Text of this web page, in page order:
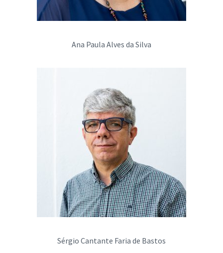
Ana Paula Alves da Silva
Sérgio Cantante Faria de Bastos